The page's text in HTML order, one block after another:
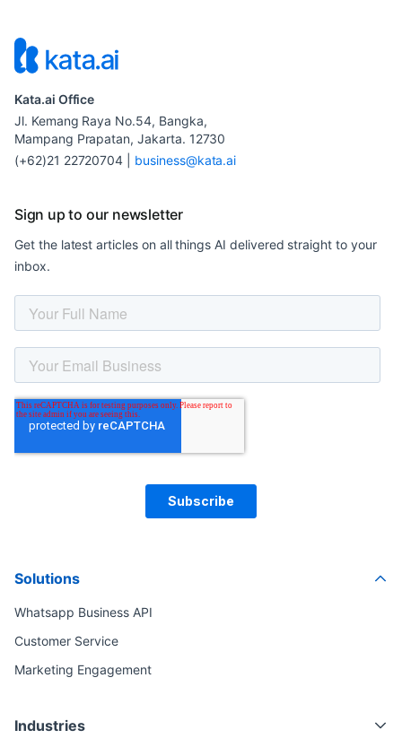
Kata.ai Office
Jl. Kemang Raya No.54, Bangka,
Mampang Prapatan, Jakarta. 12730
(+62)21 22720704
business@kata.ai
Sign up to our newsletter
Get the latest articles on all things AI delivered straight to your
inbox.
Solutions
Whatsapp Business API
Customer Service
Marketing Engagement
Industries